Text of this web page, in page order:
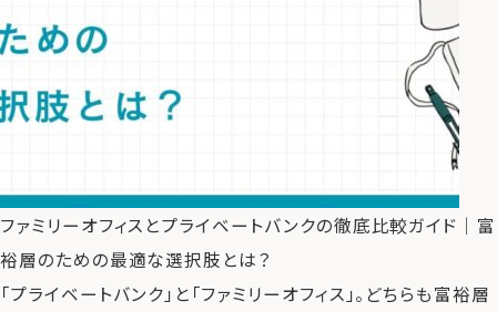
ファミリーオフィスとプライベートバンクの徹底比較ガイド｜富
裕層のための最適な選択肢とは？
「プライベートバンク」と「ファミリーオフィス」。どちらも富裕層